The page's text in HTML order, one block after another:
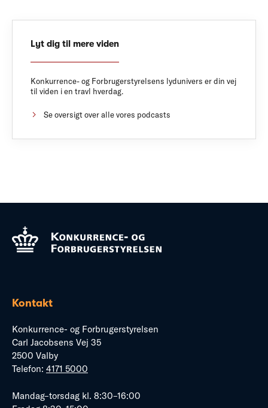
Lyt dig til mere viden
Konkurrence- og Forbrugerstyrelsens lydunivers er din vej
til viden i en travl hverdag.
Se oversigt over alle vores podcasts
Kontakt
Konkurrence- og Forbrugerstyrelsen
Carl Jacobsens Vej 35
2500 Valby
Telefon: 4171 5000
Mandag–torsdag kl. 8:30–16:00